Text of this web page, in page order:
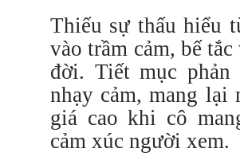
Thiếu sự thấu hiểu
vào trầm cảm, bế
đời. Tiết mục
nhạy cảm, mang lại
giá cao khi cô
cảm xúc người xem.